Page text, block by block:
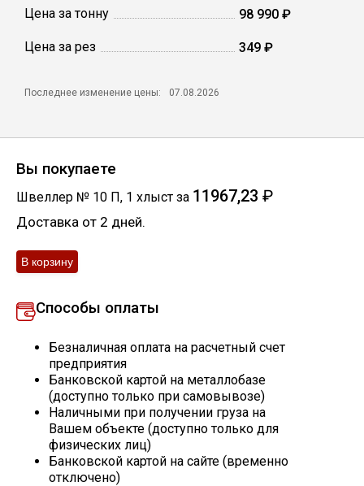
Электроды
Проволока
Скобо-гибочные изделия
Остальное
Цена за тонну 98 990 ₽
Цена за рез 349 ₽
Последнее изменение цены: 07.08.2026
Вы покупаете
Швеллер № 10 П, 1 хлыст за 11967,23 ₽
Доставка от 2 дней.
Способы оплаты
Безналичная оплата на расчетный счет
предприятия
Банковской картой на металлобазе
(доступно только при самовывозе)
Наличными при получении груза на
Вашем объекте (доступно только для
физических лиц)
Банковской картой на сайте (временно
отключено)